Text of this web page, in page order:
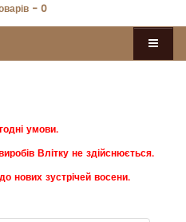
- 0
умови.
Влітку не здійснюється.
нових зустрічей восени.